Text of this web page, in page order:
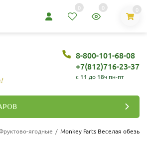
0 0 0
8-800-101-68-08
+7(812)716-23-37
c 11 до 18ч пн-пт
ягодные / Monkey Farts Веселая